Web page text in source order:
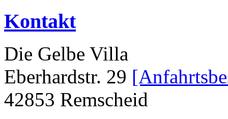
Kontakt
Die Gelbe Villa
Eberhardstr. 29
42853 Remscheid